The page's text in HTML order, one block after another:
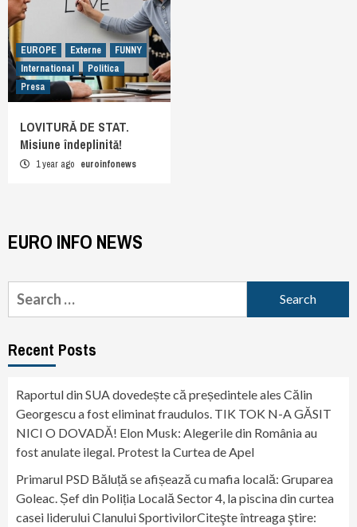
EUROPE Externe
FUNNY
International
Politica
Presa
LOVITURĂ DE STAT.
Misiune îndeplinită!
1 year ago euroinfonews
EURO INFO NEWS
Search
for:
Recent Posts
Raportul din SUA dovedește că președintele ales Călin
Georgescu a fost eliminat fraudulos. TIK TOK N-A GĂSIT
NICI O DOVADĂ! Elon Musk: Alegerile din România au
fost anulate ilegal. Protest la Curtea de Apel
Primarul PSD Băluță se afișează cu mafia locală: Gruparea
Goleac. Șef din Poliția Locală Sector 4, la piscina din curtea
casei liderului Clanului SportivilorCiteşte întreaga ştire: